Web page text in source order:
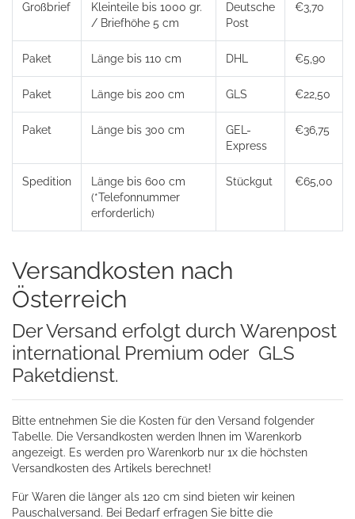
Großbrief
Kleinteile bis 1000 gr.
/ Briefhöhe 5 cm
Deutsche
Post
€3,70
Paket Länge bis 110 cm DHL €5,90
Paket Länge bis 200 cm GLS €22,50
Paket Länge bis 300 cm
GEL-
Express
€36,75
Spedition
Länge bis 600 cm
(*Telefonnummer
erforderlich)
Stückgut €65,00
Versandkosten nach
Österreich
Der Versand erfolgt durch Warenpost
international Premium oder GLS
Paketdienst.
Bitte entnehmen Sie die Kosten für den Versand folgender
Tabelle. Die Versandkosten werden Ihnen im Warenkorb
angezeigt. Es werden pro Warenkorb nur 1x die höchsten
Versandkosten des Artikels berechnet!
Für Waren die länger als 120 cm sind bieten wir keinen
Pauschalversand. Bei Bedarf erfragen Sie bitte die